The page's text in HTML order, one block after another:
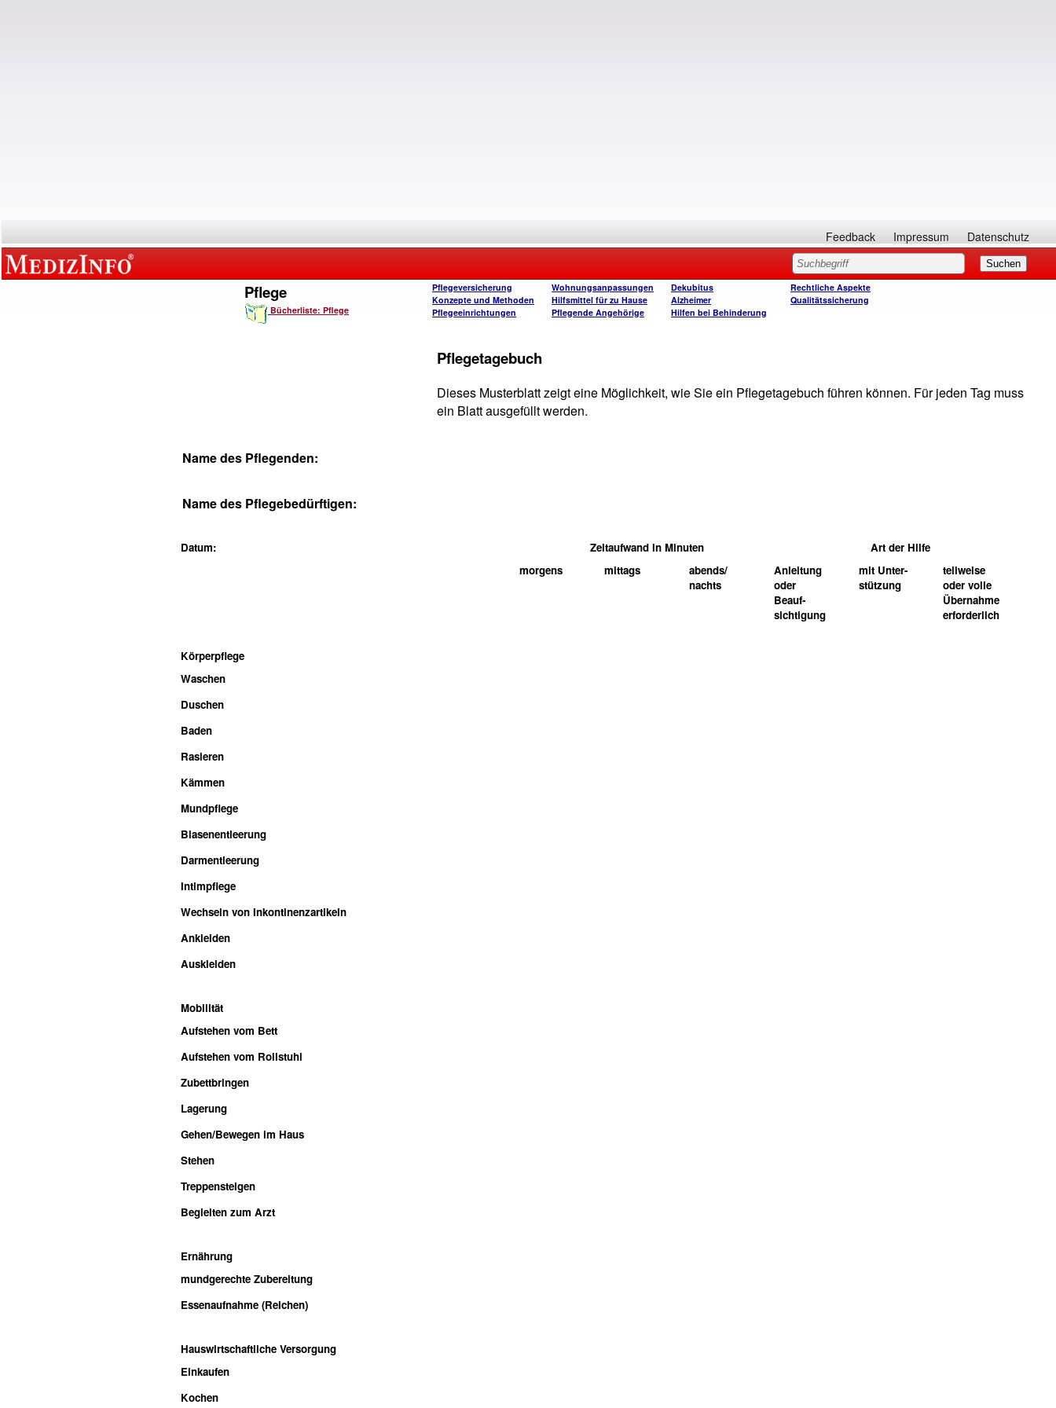
Feedback Impressum Datenschutz
Pflege
Bücherliste: Pflege
Pflegeversicherung
Konzepte und Methoden
Pflegeeinrichtungen
Wohnungsanpassungen
Hilfsmittel für zu Hause
Pflegende Angehörige
Dekubitus
Alzheimer
Hilfen bei Behinderung
Rechtliche Aspekte
Qualitätssicherung
Pflegetagebuch
Dieses Musterblatt zeigt eine Möglichkeit, wie Sie ein Pflegetagebuch führen können. Für jeden Tag muss
ein Blatt ausgefüllt werden.
Name des Pflegenden:
Name des Pflegebedürftigen:
Datum: Zeitaufwand in Minuten
Art der Hilfe
morgens
mittags
abends/
nachts
Anleitung
oder
Beauf-
sichtigung
mit Unter-
stützung
teilweise
oder volle
Übernahme
erforderlich
Körperpflege
Waschen
Duschen
Baden
Rasieren
Kämmen
Mundpflege
Blasenentleerung
Darmentleerung
Intimpflege
Wechseln von Inkontinenzartikeln
Ankleiden
Auskleiden
Mobilität
Aufstehen vom Bett
Aufstehen vom Rollstuhl
Zubettbringen
Lagerung
Gehen/Bewegen im Haus
Stehen
Treppensteigen
Begleiten zum Arzt
Ernährung
mundgerechte Zubereitung
Essenaufnahme (Reichen)
Hauswirtschaftliche Versorgung
Einkaufen
Kochen